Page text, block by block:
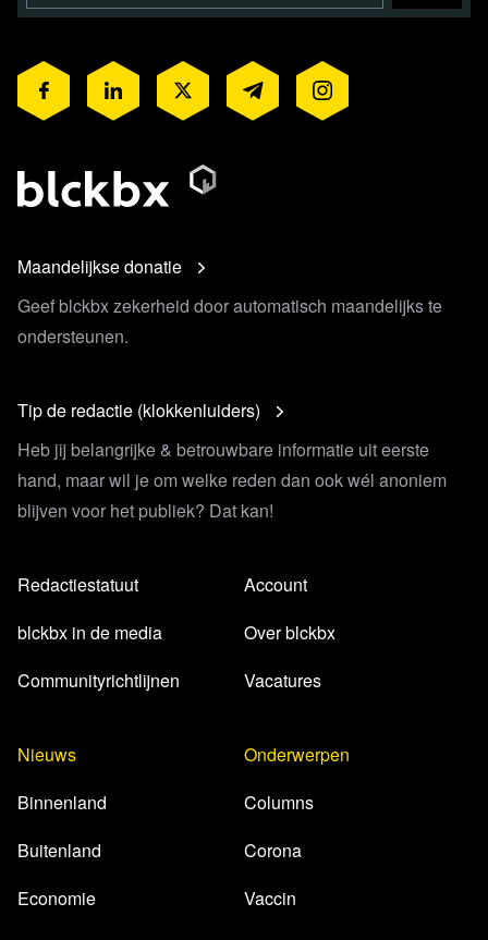
Maandelijkse donatie
Geef blckbx zekerheid door automatisch maandelijks te
ondersteunen.
Tip de redactie (klokkenluiders)
Heb jij belangrijke & betrouwbare informatie uit eerste
hand, maar wil je om welke reden dan ook wél anoniem
blijven voor het publiek? Dat kan!
Redactiestatuut
blckbx in de media
Communityrichtlijnen
Account
Over blckbx
Vacatures
Nieuws
Binnenland
Buitenland
Economie
Onderwerpen
Columns
Corona
Vaccin